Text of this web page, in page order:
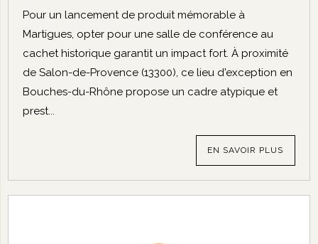
Pour un lancement de produit mémorable à
Martigues, opter pour une salle de conférence au
cachet historique garantit un impact fort. À proximité
de Salon-de-Provence (13300), ce lieu d'exception en
Bouches-du-Rhône propose un cadre atypique et
prest...
EN SAVOIR PLUS